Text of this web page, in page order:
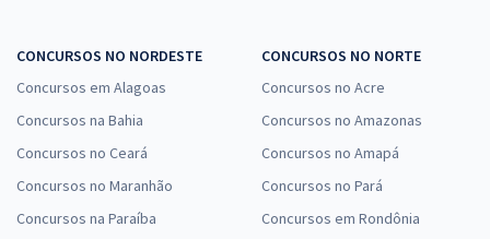
CONCURSOS NO NORDESTE
Concursos em Alagoas
Concursos na Bahia
Concursos no Ceará
Concursos no Maranhão
Concursos na Paraíba
CONCURSOS NO NORTE
Concursos no Acre
Concursos no Amazonas
Concursos no Amapá
Concursos no Pará
Concursos em Rondônia